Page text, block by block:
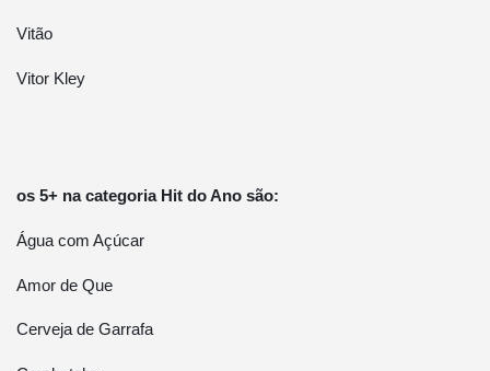
Vitão
Vitor Kley
os 5+ na categoria Hit do Ano são:
Água com Açúcar
Amor de Que
Cerveja de Garrafa